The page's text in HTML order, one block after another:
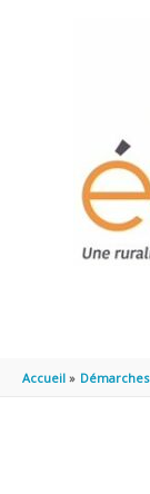
Accueil Démarches